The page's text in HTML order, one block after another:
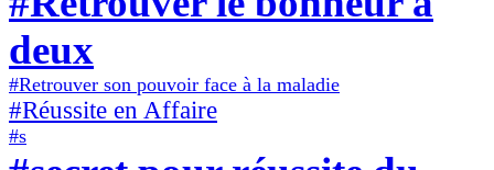
deux
#Retrouver son pouvoir face à la maladie
#Réussite en Affaire
#s